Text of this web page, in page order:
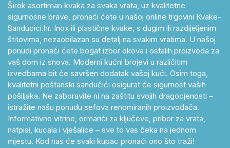
Širok asortiman kvaka za svaka vrata, uz kvalitetne
sigurnosne brave, pronaći ćete u našoj online trgovini Kvake-
Sanducici.hr. Inox ili plastične kvake, s dugim ili razdijeljenim
štitovima, nezaobilazan su detalj na svakim vratima. U našoj
ponudi pronaći ćete bogat izbor okova i ostalih proizvoda za
vaš dom iz snova. Moderni kućni brojevi u različitim
izvedbama bit će savršen dodatak vašoj kući. Osim toga,
kvalitetni poštanski sandučići osigurat će sigurnost vaših
pošiljaka. Ne zaboravite ni na zaštitu svojih dragocjenosti –
istražite našu ponudu sefova renomiranih proizvođača.
Informativne vitrine, ormarići za ključeve, pribor za vrata,
natpisi, kucala i vješalice – sve to vas čeka na jednom
mjestu. Kod nas će svaki kupac pronaći ono što traži!